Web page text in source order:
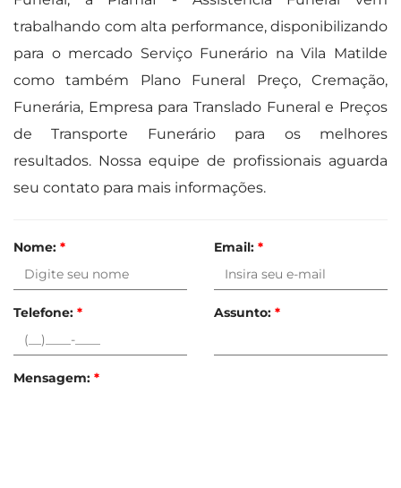
trabalhando com alta performance, disponibilizando
para o mercado Serviço Funerário na Vila Matilde
como também Plano Funeral Preço, Cremação,
Funerária, Empresa para Translado Funeral e Preços
de Transporte Funerário para os melhores
resultados. Nossa equipe de profissionais aguarda
seu contato para mais informações.
Nome: * Email: *
Telefone: * Assunto: *
Mensagem: *